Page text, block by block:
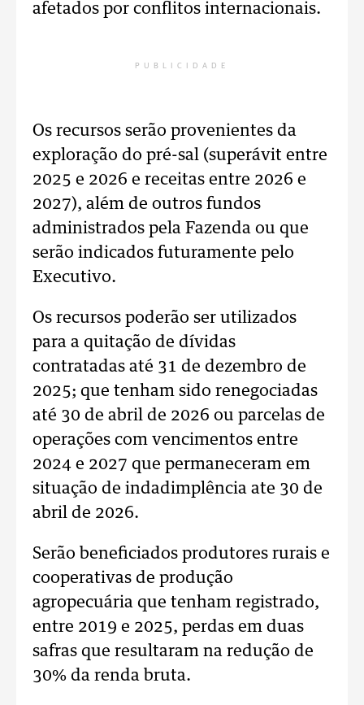
afetados por conflitos internacionais.
PUBLICIDADE
Os recursos serão provenientes da
exploração do pré-sal (superávit entre
2025 e 2026 e receitas entre 2026 e
2027), além de outros fundos
administrados pela Fazenda ou que
serão indicados futuramente pelo
Executivo.
Os recursos poderão ser utilizados
para a quitação de dívidas
contratadas até 31 de dezembro de
2025; que tenham sido renegociadas
até 30 de abril de 2026 ou parcelas de
operações com vencimentos entre
2024 e 2027 que permaneceram em
situação de indadimplência ate 30 de
abril de 2026.
Serão beneficiados produtores rurais e
cooperativas de produção
agropecuária que tenham registrado,
entre 2019 e 2025, perdas em duas
safras que resultaram na redução de
30% da renda bruta.